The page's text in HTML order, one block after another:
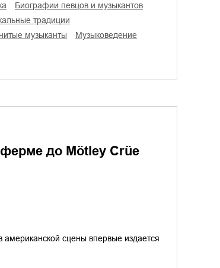
биографии певцов и музыкантов
традиции
музыканты
музыковедение
до Mötley Crüe
американской сцены впервые издается